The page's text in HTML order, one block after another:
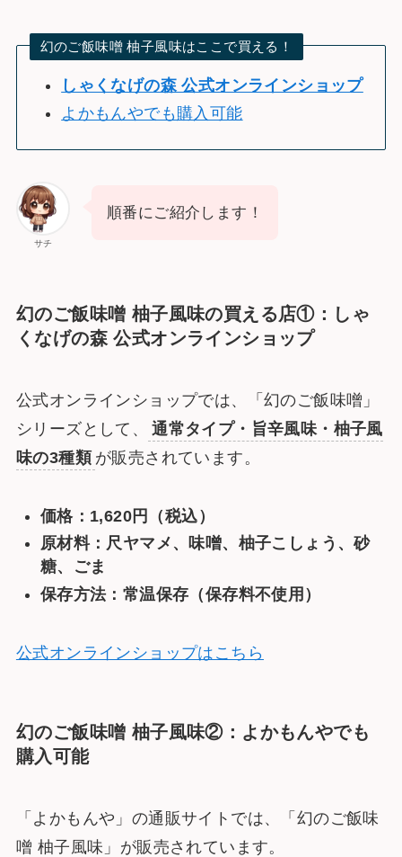
幻のご飯味噌 柚子風味はここで買える！
しゃくなげの森 公式オンラインショップ
よかもんやでも購入可能
サチ
順番にご紹介します！
幻のご飯味噌 柚子風味の買える店①： しゃ
くなげの森 公式オンラインショップ
公式オンラインショップでは、「幻のご飯味噌」
シリーズとして、
通常タイプ・旨辛風味・柚子風
味の3種類 が販売されています​。
価格：1,620円（税込）
原材料：尺ヤマメ、味噌、柚子こしょう、砂
糖、ごま
保存方法：常温保存（保存料不使用）
公式オンラインショップはこちら
幻のご飯味噌 柚子風味②：よかもんやでも
購入可能
「よかもんや」の通販サイトでは、「幻のご飯味
噌 柚子風味」が販売されています​。